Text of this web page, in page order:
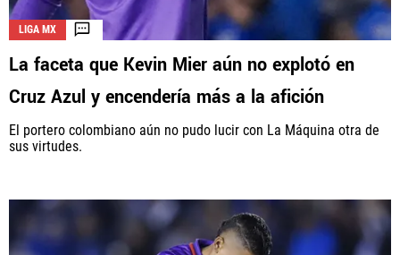
LIGA MX
La faceta que Kevin Mier aún no explotó en
Cruz Azul y encendería más a la afición
El portero colombiano aún no pudo lucir con La Máquina otra de
sus virtudes.